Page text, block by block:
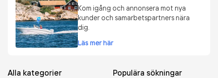
Kom igång och annonsera mot nya
kunder och samarbetspartners nära
dig.
Läs mer här
Alla kategorier
Populära sökningar